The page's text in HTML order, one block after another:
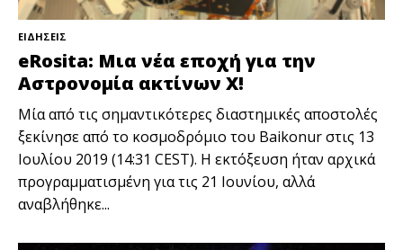
ΕΙΔΗΣΕΙΣ
eRosita: Μια νέα εποχή για την
Αστρονομία ακτίνων Χ!
Μία από τις σημαντικότερες διαστημικές αποστολές
ξεκίνησε από το κοσμοδρόμιο του Baikonur στις 13
Ιουλίου 2019 (14:31 CEST). Η εκτόξευση ήταν αρχικά
προγραμματισμένη για τις 21 Ιουνίου, αλλά
αναβλήθηκε...